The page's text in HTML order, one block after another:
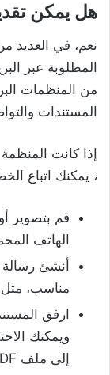
هل يمكن
نعم، في العديد
المطلوبة عبر
من المنظمات
المستندات
إذا كانت
، يمكنك اتباع
قم بتصوير
الهاتف
أنشئ رسالة
مناسب، مثل
ارفق
ويمكنك
إلى ملف PDF لسهولة الإرفاق.